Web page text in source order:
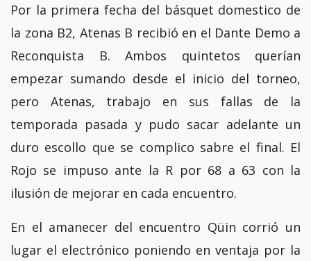
Por la primera fecha del básquet domestico de
la zona B2, Atenas B recibió en el Dante Demo a
Reconquista B. Ambos quintetos querían
empezar sumando desde el inicio del torneo,
pero Atenas, trabajo en sus fallas de la
temporada pasada y pudo sacar adelante un
duro escollo que se complico sabre el final. El
Rojo se impuso ante la R por 68 a 63 con la
ilusión de mejorar en cada encuentro.
En el amanecer del encuentro Qüin corrió un
lugar el electrónico poniendo en ventaja por la